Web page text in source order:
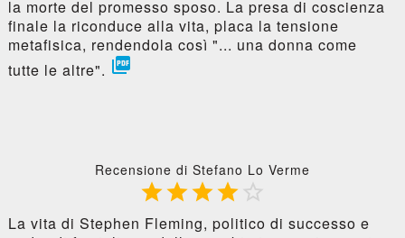
la morte del promesso sposo. La presa di coscienza
finale la riconduce alla vita, placa la tensione
metafisica, rendendola così "... una donna come
tutte le altre". 
Recensione di Stefano Lo Verme
 
La vita di Stephen Fleming, politico di successo e